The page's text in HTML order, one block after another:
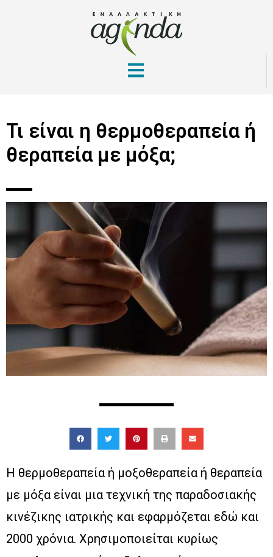
Τι είναι η θερμοθεραπεία ή
θεραπεία με μόξα;
Η θερμοθεραπεία ή μοξοθεραπεία ή θεραπεία
με μόξα είναι μια τεχνική της παραδοσιακής
κινέζικης ιατρικής και εφαρμόζεται εδώ και
2000 χρόνια. Χρησιμοποιείται κυρίως